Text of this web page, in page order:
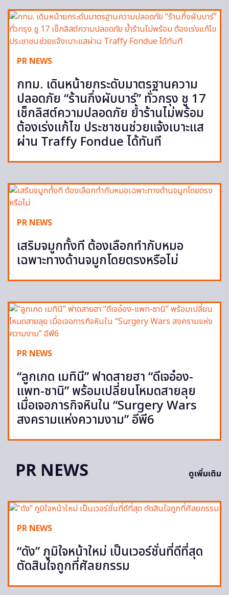
PR NEWS
กทม. เดินหน้ายกระดับมาตรฐานความ
ปลอดภัย “ร้านกึ่งผับบาร์” ทั่วกรุง ชู 17
เช็กลิสต์ความปลอดภัย ย้ำร้านไม่พร้อม
ต้องเร่งแก้ไข ประชาชนช่วยแจ้งเบาะแส
ผ่าน Traffy Fondue ได้ทันที
PR NEWS
เสริมจมูกทั้งที ต้องเลือกทำกับหมอ
เฉพาะทางด้านจมูกโดยตรงหรือไม่
PR NEWS
“ลูกเกด เมทินี” ฟาดสายฮา “ดีเจอ๋อง-
แพท-ซานิ” พร้อมเปลี่ยนโหมดสายลุย
เมื่อเจอภารกิจหินใน “Surgery Wars
สงครามแห่งความงาม” อีพี6
PR NEWS ดูเพิ่มเติม
PR NEWS
“ดัง” ภูมิใจหน้าใหม่ เป็นเวอร์ชั่นที่ดีที่สุด
ตัดสินใจถูกที่ศัลยกรรม